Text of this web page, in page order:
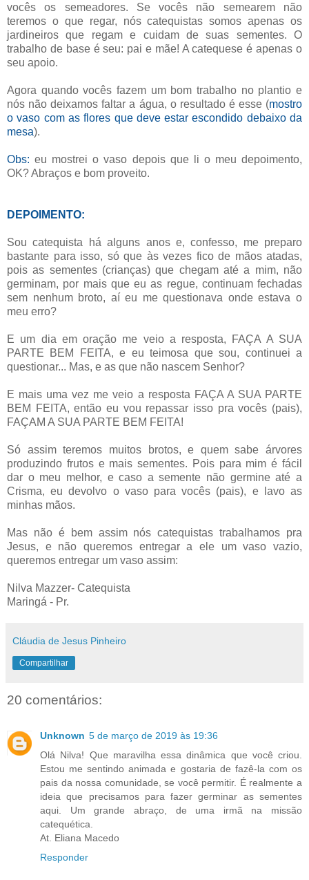
vocês os semeadores. Se vocês não semearem não
teremos o que regar, nós catequistas somos apenas os
jardineiros que regam e cuidam de suas sementes. O
trabalho de base é seu: pai e mãe! A catequese é apenas o
seu apoio.
Agora quando vocês fazem um bom trabalho no plantio e
nós não deixamos faltar a água, o resultado é esse (mostro
o vaso com as flores que deve estar escondido debaixo da
mesa).
Obs: eu mostrei o vaso depois que li o meu depoimento,
OK? Abraços e bom proveito.
DEPOIMENTO:
Sou catequista há alguns anos e, confesso, me preparo
bastante para isso, só que às vezes fico de mãos atadas,
pois as sementes (crianças) que chegam até a mim, não
germinam, por mais que eu as regue, continuam fechadas
sem nenhum broto, aí eu me questionava onde estava o
meu erro?
E um dia em oração me veio a resposta, FAÇA A SUA
PARTE BEM FEITA, e eu teimosa que sou, continuei a
questionar... Mas, e as que não nascem Senhor?
E mais uma vez me veio a resposta FAÇA A SUA PARTE
BEM FEITA, então eu vou repassar isso pra vocês (pais),
FAÇAM A SUA PARTE BEM FEITA!
Só assim teremos muitos brotos, e quem sabe árvores
produzindo frutos e mais sementes. Pois para mim é fácil
dar o meu melhor, e caso a semente não germine até a
Crisma, eu devolvo o vaso para vocês (pais), e lavo as
minhas mãos.
Mas não é bem assim nós catequistas trabalhamos pra
Jesus, e não queremos entregar a ele um vaso vazio,
queremos entregar um vaso assim:
Nilva Mazzer- Catequista
Maringá - Pr.
Cláudia de Jesus Pinheiro
Compartilhar
20 comentários:
Unknown 5 de março de 2019 às 19:36
Olá Nilva! Que maravilha essa dinâmica que você criou.
Estou me sentindo animada e gostaria de fazê-la com os
pais da nossa comunidade, se você permitir. É realmente a
ideia que precisamos para fazer germinar as sementes
aqui. Um grande abraço, de uma irmã na missão
catequética.
At. Eliana Macedo
Responder